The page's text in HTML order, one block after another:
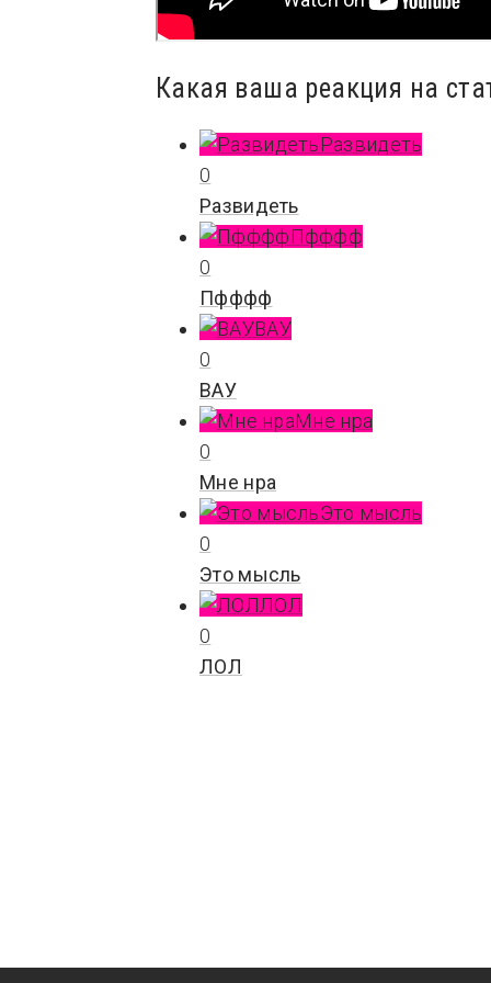
Какая ваша реакция на
Развидеть
0
Развидеть
Пфффф
0
Пфффф
ВАУ
0
ВАУ
Мне нра
0
Мне нра
Это мысль
0
Это мысль
ЛОЛ
0
ЛОЛ